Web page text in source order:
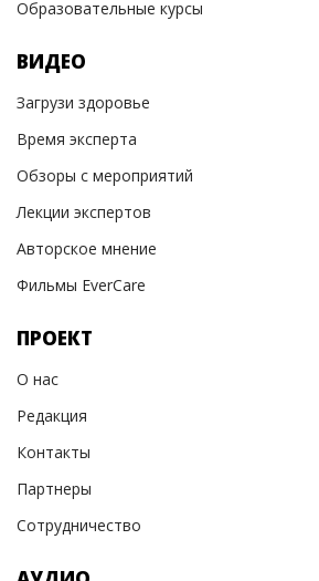
Образовательные курсы
ВИДЕО
Загрузи здоровье
Время эксперта
Обзоры с мероприятий
Лекции экспертов
Авторское мнение
Фильмы EverCare
ПРОЕКТ
О нас
Редакция
Контакты
Партнеры
Сотрудничество